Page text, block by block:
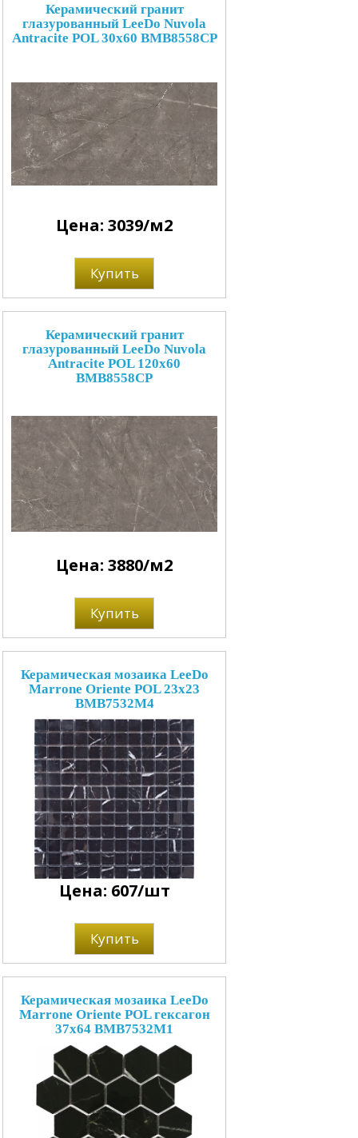
Керамический гранит
глазурованный LeeDo Nuvola
Antracite POL 30x60 BMB8558CP
Цена: 3039/м2
Купить
Керамический гранит
глазурованный LeeDo Nuvola
Antracite POL 120x60
BMB8558CP
Цена: 3880/м2
Купить
Керамическая мозаика LeeDo
Marrone Oriente POL 23x23
BMB7532M4
Цена: 607/шт
Купить
Керамическая мозаика LeeDo
Marrone Oriente POL гексагон
37x64 BMB7532M1